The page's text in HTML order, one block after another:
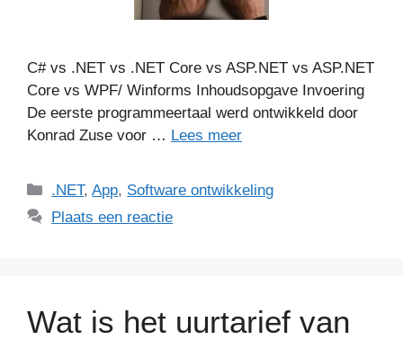
C# vs .NET vs .NET Core vs ASP.NET vs ASP.NET
Core vs WPF/ Winforms Inhoudsopgave Invoering
De eerste programmeertaal werd ontwikkeld door
Konrad Zuse voor … Lees meer
Categorieën
.NET,App, Software ontwikkeling
Plaats een reactie
Wat is het uurtarief van